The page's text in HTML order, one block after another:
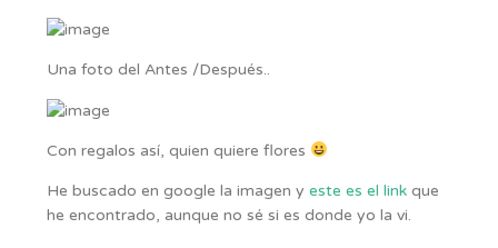
Una foto del Antes /Después..
Con regalos así, quien quiere flores
He buscado en google la imagen y este es el link que
he encontrado, aunque no sé si es donde yo la vi.